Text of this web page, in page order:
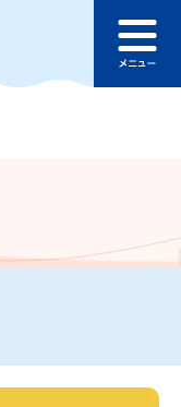
ュ